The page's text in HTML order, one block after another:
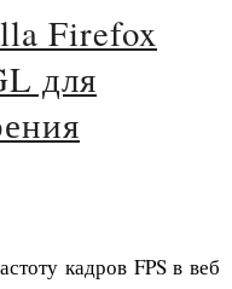
Firefox
для
кадров FPS в веб